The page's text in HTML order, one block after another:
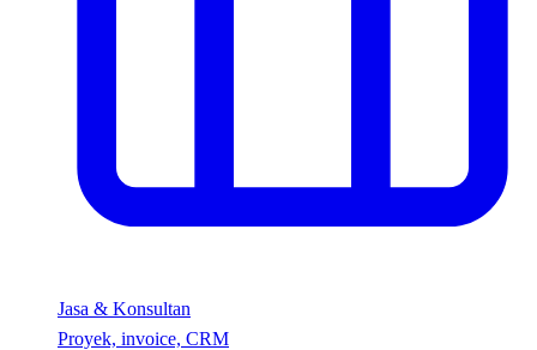
Jasa & Konsultan
Proyek, invoice, CRM